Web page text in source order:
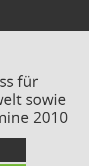
für
sowie
2010